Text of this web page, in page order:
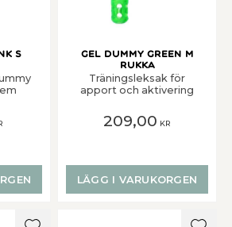
S
Gel dummy green M
Rukka
Träningsleksak för
apport och aktivering
209,00 KR
LÄGG I VARUKORGEN